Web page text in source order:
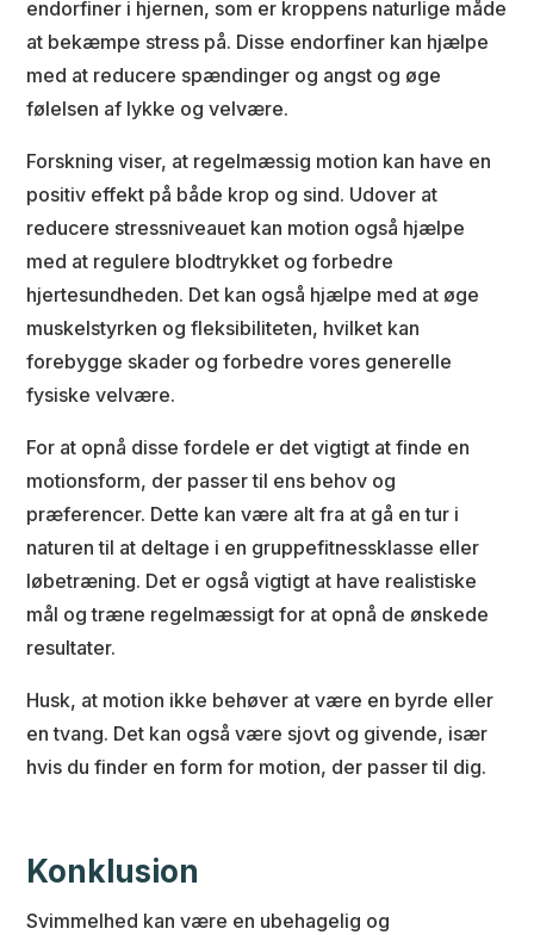
endorfiner i hjernen, som er kroppens naturlige måde
at bekæmpe stress på. Disse endorfiner kan hjælpe
med at reducere spændinger og angst og øge
følelsen af lykke og velvære.
Forskning viser, at regelmæssig motion kan have en
positiv effekt på både krop og sind. Udover at
reducere stressniveauet kan motion også hjælpe
med at regulere blodtrykket og forbedre
hjertesundheden. Det kan også hjælpe med at øge
muskelstyrken og fleksibiliteten, hvilket kan
forebygge skader og forbedre vores generelle
fysiske velvære.
For at opnå disse fordele er det vigtigt at finde en
motionsform, der passer til ens behov og
præferencer. Dette kan være alt fra at gå en tur i
naturen til at deltage i en gruppefitnessklasse eller
løbetræning. Det er også vigtigt at have realistiske
mål og træne regelmæssigt for at opnå de ønskede
resultater.
Husk, at motion ikke behøver at være en byrde eller
en tvang. Det kan også være sjovt og givende, især
hvis du finder en form for motion, der passer til dig.
Konklusion
Svimmelhed kan være en ubehagelig og